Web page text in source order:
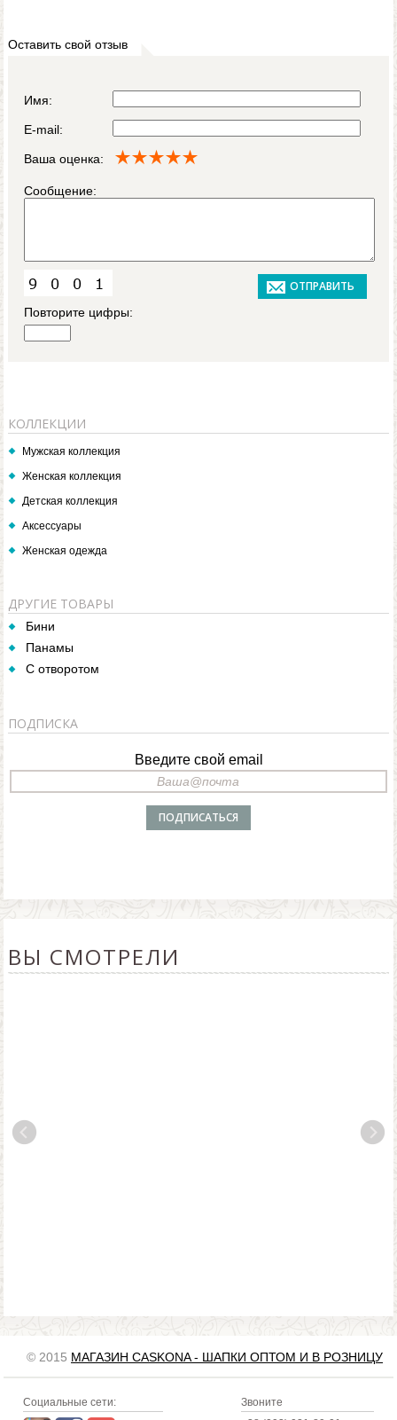
Оставить свой отзыв
Имя:
E-mail:
Ваша оценка:
Сообщение:
Повторите цифры:
КОЛЛЕКЦИИ
Мужская коллекция
Женская коллекция
Детская коллекция
Аксессуары
Женская одежда
ДРУГИЕ ТОВАРЫ
Бини
Панамы
С отворотом
ПОДПИСКА
Введите свой email
ВЫ СМОТРЕЛИ
© 2015 МАГАЗИН CASKONA - ШАПКИ ОПТОМ И В РОЗНИЦУ
Социальные сети:
Звоните